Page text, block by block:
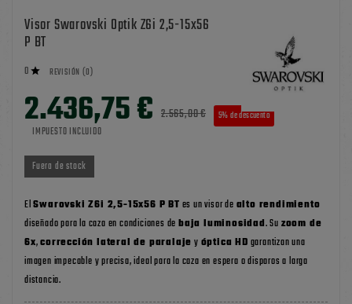
Visor Swarovski Optik Z6i 2,5-15x56
P BT
0  REVISIÓN (0)
2.436,75 € 2.565,00 € 5% de descuento
IMPUESTO INCLUIDO
Fuera de stock
ElSwarovski Z6i 2,5-15x56 P BT es un visor de alto rendimiento
diseñado para la caza en condiciones debaja luminosidad. Su zoom de
6x,corrección lateral de paralaje y óptica HD garantizan una
imagen impecable y precisa, ideal para la caza en espera o disparos a larga
distancia.